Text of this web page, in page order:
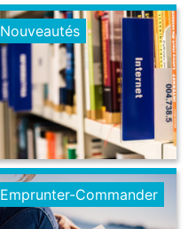
Nouveautés
Emprunter-Commander